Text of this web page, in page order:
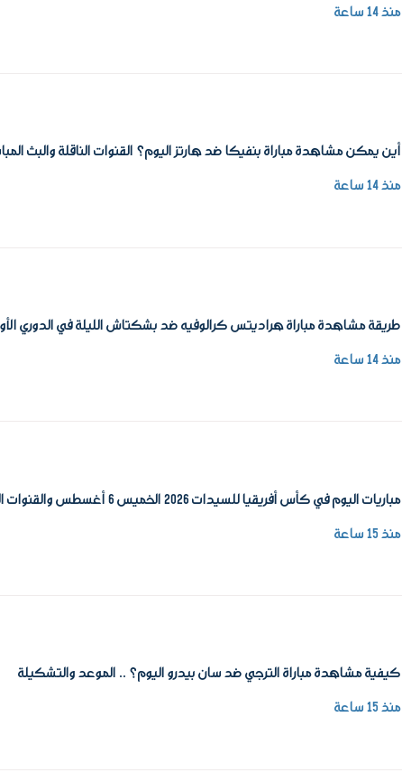
منذ 14 ساعة
أين يمكن مشاهدة مباراة بنفيكا ضد هارتز اليوم؟ القنوات الناقلة والبث
منذ 14 ساعة
طريقة مشاهدة مباراة هراديتس كرالوفيه ضد بشكتاش الليلة في الدوري
منذ 14 ساعة
مباريات اليوم في كأس أفريقيا للسيدات 2026 الخميس 6 أغسطس والقنوات الناقلة
منذ 15 ساعة
كيفية مشاهدة مباراة الترجي ضد سان بيدرو اليوم؟ .. الموعد والتشكيلة
منذ 15 ساعة